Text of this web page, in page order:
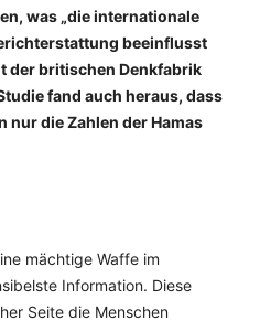
was „die internationale
beeinflusst
der britischen Denkfabrik
fand auch heraus, dass
nur die Zahlen der Hamas
mächtige Waffe im
Information. Diese
Seite die Menschen